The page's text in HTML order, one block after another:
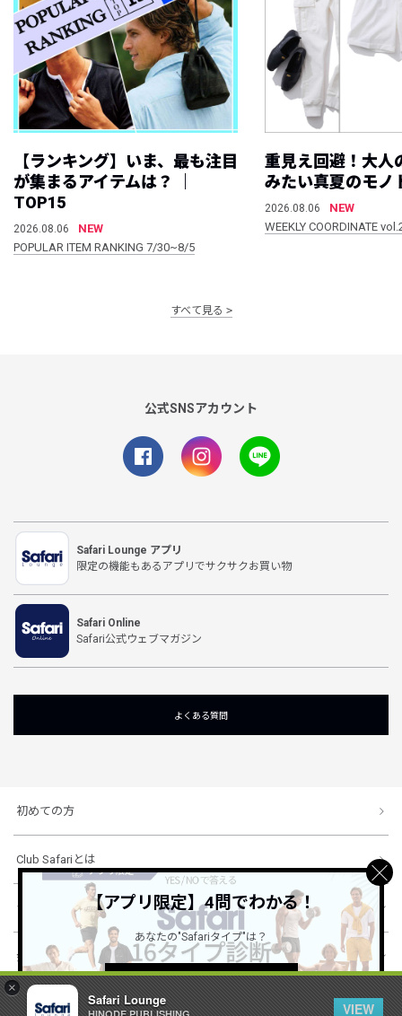
×
Safari Lounge
VIEW
【ランキング】いま、最も注目
が集まるアイテムは？ ｜
TOP15
2026.08.06
NEW
POPULAR ITEM RANKING 7/30~8/5
重見え回避！大人
みたい真夏のモノ
2026.08.06
NEW
WEEKLY COORDINATE
すべて見る
公式SNSアカウント
Safari Lounge アプリ
限定の機能もあるアプリでサクサクお買い物
Safari Online
Safari公式ウェブマガジン
よくある質問
初めての方
Club Safariとは
ショッピングガイド
会社概要・規約
【アプリ限定】4問でわかる！
あなたの"Safariタイプ"は？
詳しくはこちら ＞